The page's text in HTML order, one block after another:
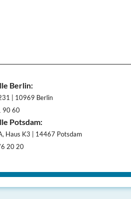
Berlin:
| 10969 Berlin
90 60
Potsdam:
Haus K3 | 14467 Potsdam
20 20